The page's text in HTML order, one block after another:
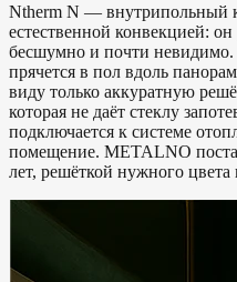
Ntherm N — внутрипольный
естественной конвекцией: он
бесшумно и почти
прячется в пол вдоль
виду только аккуратную
которая не даёт стеклу
подключается к системе
помещение. METALNO
лет, решёткой нужного цвета